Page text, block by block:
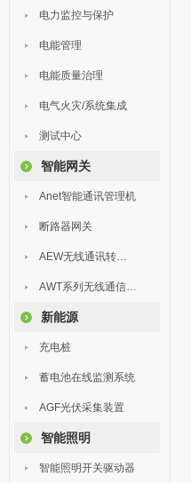
电力监控与保护
电能管理
电能质量治理
电气火灾/系统集成
测试中心
智能网关
Anet智能通讯管理机
断路器网关
AEW无线通讯转换器
AWT系列无线通信终端
新能源
充电桩
蓄电池在线监测系统
AGF光伏采集装置
智能照明
智能照明开关驱动器